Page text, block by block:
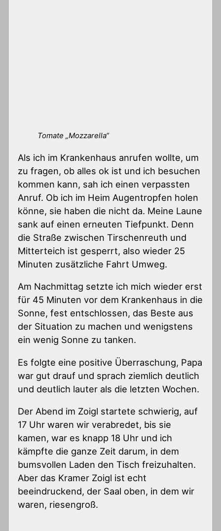
Tomate „Mozzarella“
Als ich im Krankenhaus anrufen wollte, um
zu fragen, ob alles ok ist und ich besuchen
kommen kann, sah ich einen verpassten
Anruf. Ob ich im Heim Augentropfen holen
könne, sie haben die nicht da. Meine Laune
sank auf einen erneuten Tiefpunkt. Denn
die Straße zwischen Tirschenreuth und
Mitterteich ist gesperrt, also wieder 25
Minuten zusätzliche Fahrt Umweg.
Am Nachmittag setzte ich mich wieder erst
für 45 Minuten vor dem Krankenhaus in die
Sonne, fest entschlossen, das Beste aus
der Situation zu machen und wenigstens
ein wenig Sonne zu tanken.
Es folgte eine positive Überraschung, Papa
war gut drauf und sprach ziemlich deutlich
und deutlich lauter als die letzten Wochen.
Der Abend im Zoigl startete schwierig, auf
17 Uhr waren wir verabredet, bis sie
kamen, war es knapp 18 Uhr und ich
kämpfte die ganze Zeit darum, in dem
bumsvollen Laden den Tisch freizuhalten.
Aber das Kramer Zoigl ist echt
beeindruckend, der Saal oben, in dem wir
waren, riesengroß.